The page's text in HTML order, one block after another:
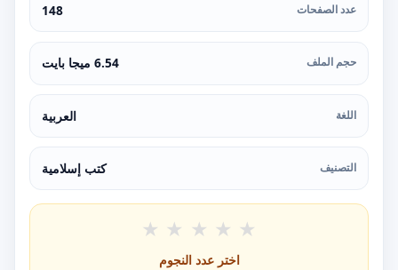
عدد الصفحات 148
حجم الملف 6.54 ميجا بايت
اللغة العربية
التصنيف كتب إسلامية
★ ★ ★ ★ ★
اختر عدد النجوم